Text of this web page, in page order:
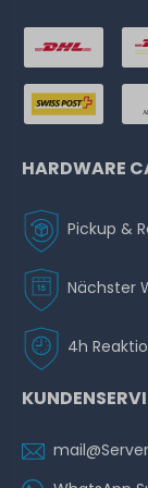
Hardware
Server - 2
HARDWARE
Pickup &
Nächster
4h